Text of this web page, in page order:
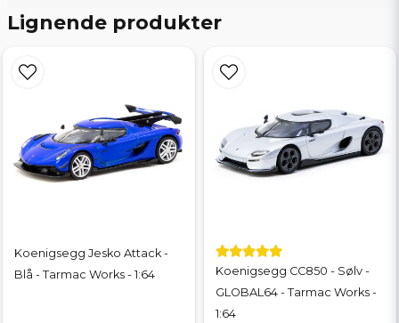
Lignende produkter
Koenigsegg Jesko Attack -
Blå - Tarmac Works - 1:64
Koenigsegg CC850 - Sølv -
GLOBAL64 - Tarmac Works -
1:64